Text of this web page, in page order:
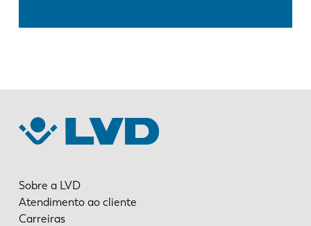
Sobre a LVD
Atendimento ao cliente
Carreiras